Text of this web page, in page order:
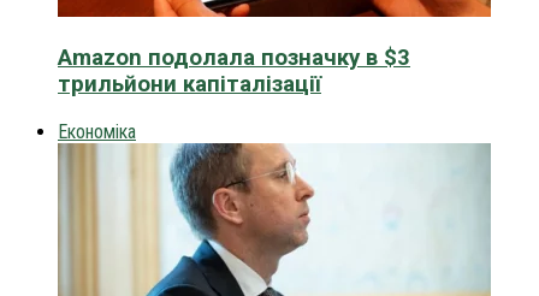
Amazon подолала позначку в $3
трильйони капіталізації
Економіка